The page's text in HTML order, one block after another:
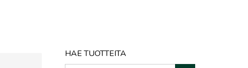
HAE TUOTTEITA